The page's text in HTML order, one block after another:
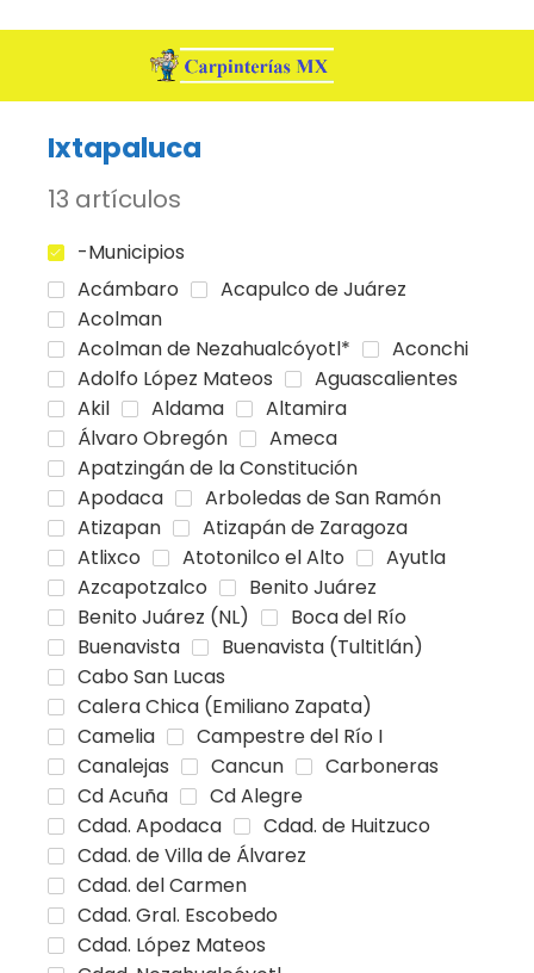
Ixtapaluca
13 artículos
-Municipios
Acámbaro
Acapulco de Juárez
Acolman
Acolman de Nezahualcóyotl*
Aconchi
Adolfo López Mateos
Aguascalientes
Akil
Aldama
Altamira
Álvaro Obregón
Ameca
Apatzingán de la Constitución
Apodaca
Arboledas de San Ramón
Atizapan
Atizapán de Zaragoza
Atlixco
Atotonilco el Alto
Ayutla
Azcapotzalco
Benito Juárez
Benito Juárez (NL)
Boca del Río
Buenavista
Buenavista (Tultitlán)
Cabo San Lucas
Calera Chica (Emiliano Zapata)
Camelia
Campestre del Río I
Canalejas
Cancun
Carboneras
Cd Acuña
Cd Alegre
Cdad. Apodaca
Cdad. de Huitzuco
Cdad. de Villa de Álvarez
Cdad. del Carmen
Cdad. Gral. Escobedo
Cdad. López Mateos